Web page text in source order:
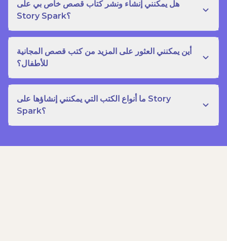
هل يمكنني إنشاء ونشر كتاب قصص خاص بي على
Story Spark؟
أين يمكنني العثور على المزيد من كتب قصص المجانية
للأطفال؟
ما أنواع الكتب التي يمكنني إنشاؤها على Story
Spark؟